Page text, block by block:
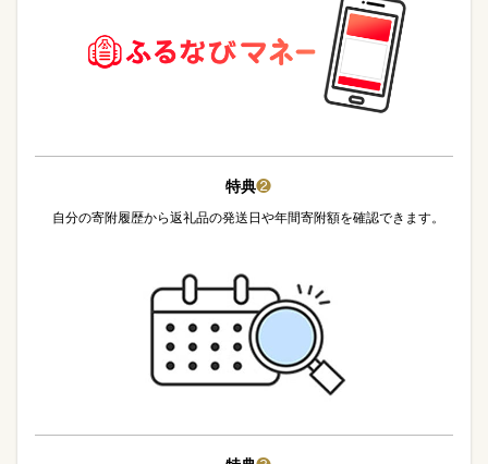
特典❷
自分の寄附履歴から返礼品の発送日や年間寄附額を確認できます。